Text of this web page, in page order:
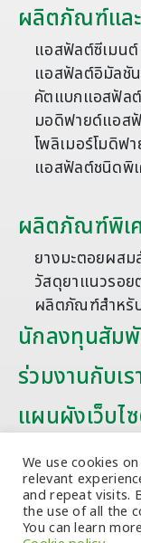
ผลิตภัณฑ์แล
แอสฟัลต์ซีเมนต์
แอสฟัลต์อิมัลชัน
คัตแบกแอสฟัลต์
มอดิฟายด์แอส
โพลิเมอร์โมดิฟ
แอสฟัลต์ชนิดพิ
ผลิตภัณฑ์พิเ
ยางมะตอยผสม
วัสดุยาแนวรอ
ผลิตภัณฑ์สำหรั
นักลงทุนสัม
ร่วมงานกับเร
แผนผังเว็บไ
บทความ
We use cookies
relevant
and repeat visits.
the use of all the
You can learn